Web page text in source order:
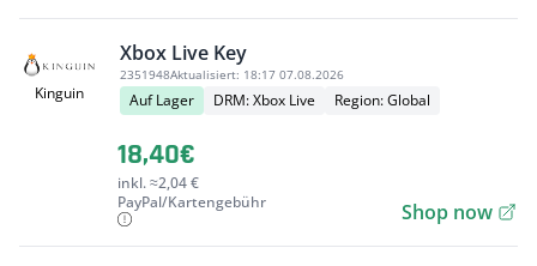
Kinguin
Xbox Live Key
2351948Aktualisiert: 18:17 07.08.2026
Auf Lager DRM: Xbox Live Region: Global
18,40€
inkl. ≈2,04 €
PayPal/Kartengebühr
Shop now